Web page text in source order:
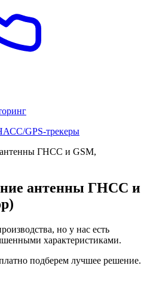
GPS-трекеры
ГНСС и GSM,
антенны ГНСС и
но у нас есть
характеристиками.
подберем лучшее решение.